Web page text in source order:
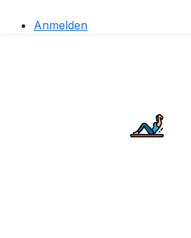
Anmelden